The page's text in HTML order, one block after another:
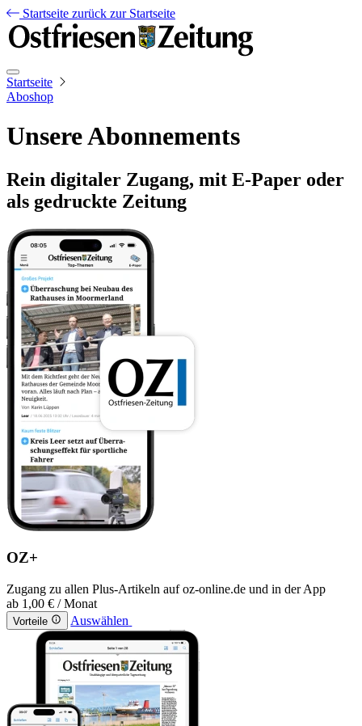
Startseite zurück zur Startseite
Startseite
Aboshop
Unsere Abonnements
Rein digitaler Zugang, mit E-Paper oder
als gedruckte Zeitung
OZ+
Zugang zu allen Plus-Artikeln auf oz-online.de und in der App
ab 1,00 € / Monat
Vorteile Auswählen